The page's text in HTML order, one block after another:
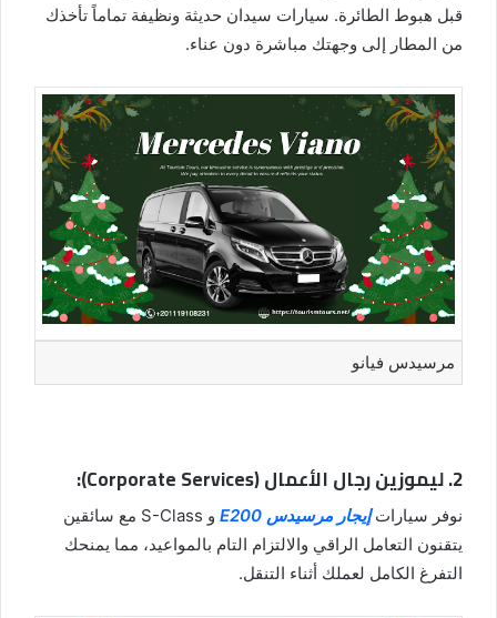
قبل هبوط الطائرة. سيارات سيدان حديثة ونظيفة تماماً تأخذك
من المطار إلى وجهتك مباشرة دون عناء.
مرسيدس فيانو
2. ليموزين رجال الأعمال (Corporate Services):
نوفر سيارات إيجار مرسيدس E200
و S-Class مع سائقين
يتقنون التعامل الراقي والالتزام التام بالمواعيد، مما يمنحك
التفرغ الكامل لعملك أثناء التنقل.